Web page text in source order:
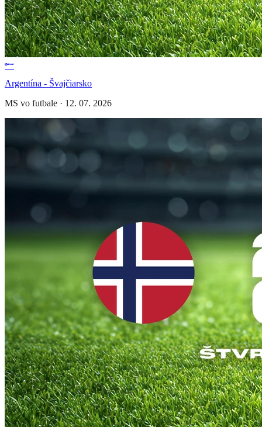
Argentína - Švajčiarsko
MS vo futbale · 12. 07. 2026